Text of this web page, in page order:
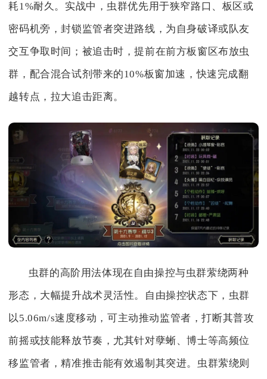
耗1%耐久。实战中，虫群优先用于狭窄路口、板区或
密码机旁，封锁监管者突进路线，为自身破译或队友
交互争取时间；被追击时，提前在前方板窗区布放虫
群，配合混合试剂带来的10%板窗加速，快速完成翻
越转点，拉大追击距离。
虫群的高阶用法体现在自由操控与虫群萦绕两种
形态，大幅提升战术灵活性。自由操控状态下，虫群
以5.06m/s速度移动，可主动推动监管者，打断其普攻
前摇或技能释放节奏，尤其针对孽蜥、博士等高频位
移监管者，精准推击能有效遏制其突进。虫群萦绕则